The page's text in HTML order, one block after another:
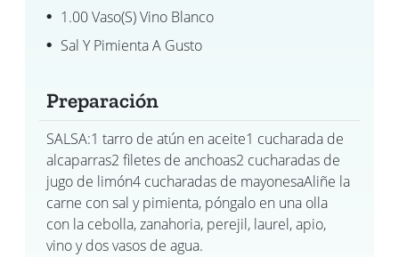
1.00 Vaso(s) Vino Blanco
Sal Y Pimienta A Gusto
Preparación
SALSA:1 tarro de atún en aceite1 cucharada de
alcaparras2 filetes de anchoas2 cucharadas de
jugo de limón4 cucharadas de mayonesaAliñe la
carne con sal y pimienta, póngalo en una olla
con la cebolla, zanahoria, perejil, laurel, apio,
vino y dos vasos de agua.